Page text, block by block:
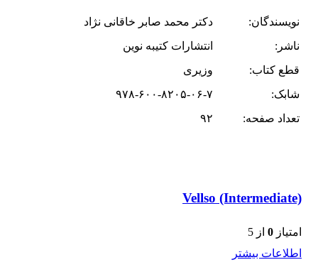
نویسندگان:
دکتر محمد صابر خاقانی نژاد
ناشر:
انتشارات کتیبه نوین
قطع کتاب:
وزیری
شابک:
۹۷۸-۶۰۰-۸۲۰۵-۰۶-۷
تعداد صفحه:
۹۲
Vellso (Intermediate)
امتیاز 0 از 5
اطلاعات بیشتر